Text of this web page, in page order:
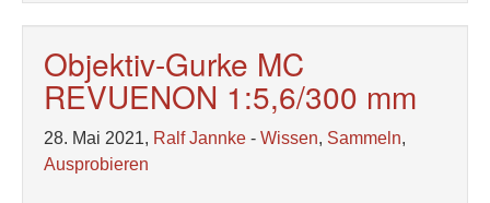
Objektiv-Gurke MC
REVUENON 1:5,6/300 mm
28. Mai 2021, Ralf Jannke - Wissen, Sammeln,
Ausprobieren